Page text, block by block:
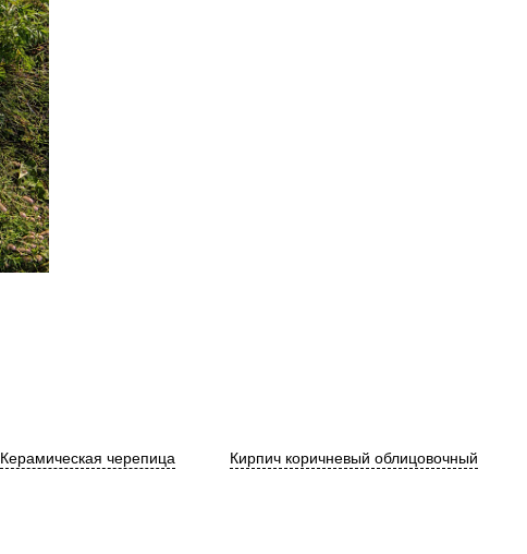
Керамическая черепица Кирпич коричневый облицовочный